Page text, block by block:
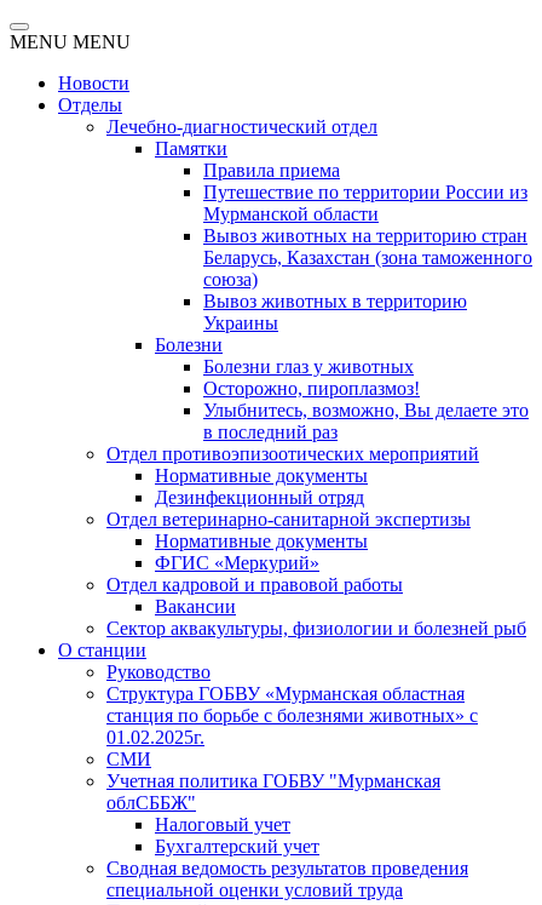
MENU MENU
Новости
Отделы
Лечебно-диагностический отдел
Памятки
Правила приема
Путешествие по территории России из
Мурманской области
Вывоз животных на территорию стран
Беларусь, Казахстан (зона таможенного
союза)
Вывоз животных в территорию
Украины
Болезни
Болезни глаз у животных
Осторожно, пироплазмоз!
Улыбнитесь, возможно, Вы делаете это
в последний раз
Отдел противоэпизоотических мероприятий
Нормативные документы
Дезинфекционный отряд
Отдел ветеринарно-санитарной экспертизы
Нормативные документы
ФГИС «Меркурий»
Отдел кадровой и правовой работы
Вакансии
Сектор аквакультуры, физиологии и болезней рыб
О станции
Руководство
Структура ГОБВУ «Мурманская областная
станция по борьбе с болезнями животных» c
01.02.2025г.
СМИ
Учетная политика ГОБВУ "Мурманская
облСББЖ"
Налоговый учет
Бухгалтерский учет
Сводная ведомость результатов проведения
специальной оценки условий труда